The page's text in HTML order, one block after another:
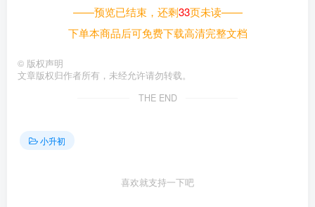
——预览已结束，还剩33页未读——
下单本商品后可免费下载高清完整文档
© 版权声明
文章版权归作者所有，未经允许请勿转载。
THE END
小升初
喜欢就支持一下吧